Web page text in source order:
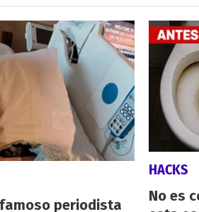
periodista
HACKS
No es